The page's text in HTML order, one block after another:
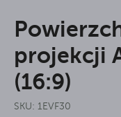
projekcji
(16:9)
SKU: 1EVF30